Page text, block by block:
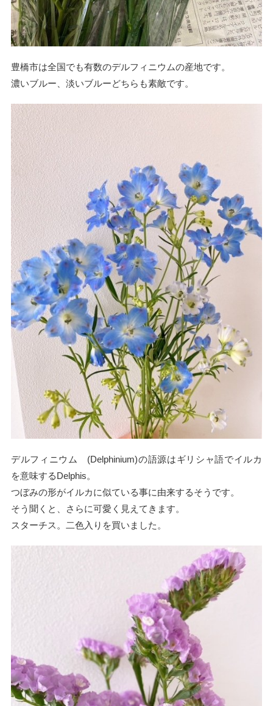
豊橋市は全国でも有数のデルフィニウムの産地です。
濃いブルー、淡いブルーどちらも素敵です。
デルフィニウム (Delphinium)の語源はギリシャ語でイルカ
を意味するDelphis。
つぼみの形がイルカに似ている事に由来するそうです。
そう聞くと、さらに可愛く見えてきます。
スターチス。二色入りを買いました。